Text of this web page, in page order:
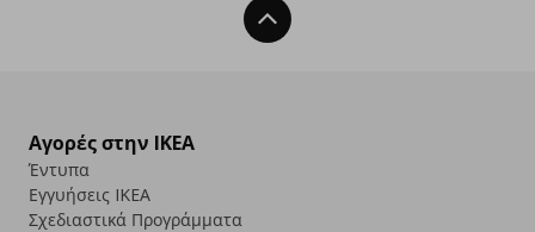
Back To Top
Αγορές στην IKEA
Έντυπα
Εγγυήσεις IKEA
Σχεδιαστικά Προγράμματα